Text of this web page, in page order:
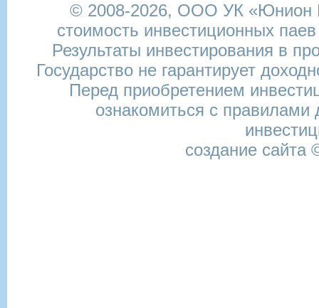
© 2008-2026, ООО УК «Юнион
стоимость инвестиционных
Результаты инвестирования в
Государство не гарантирует
Перед приобретением
ознакомиться с правилами
создание сайта